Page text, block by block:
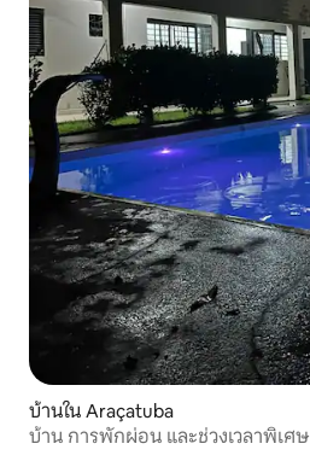
บ้านใน Araçatuba
บ้าน การพักผ่อน และช่วงเวลาพิเศษ